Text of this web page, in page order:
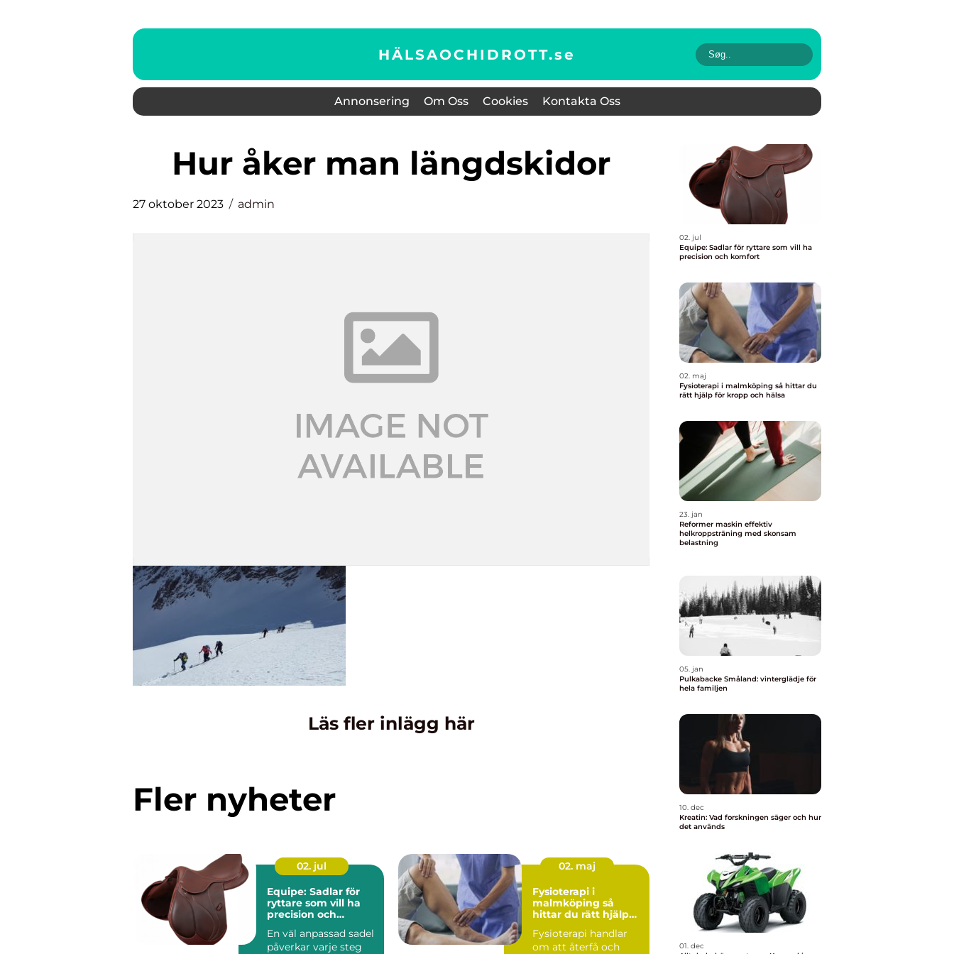
HÄLSAOCHIDROTT.se
Annonsering Om Oss Cookies Kontakta Oss
hur åker man längdskidor
27 oktober 2023 admin
Läs fler inlägg här
Fler nyheter
02. jul
Equipe: Sadlar för
ryttare som vill ha
precision och
En väl anpassad sadel
påverkar varje steg
02. maj
Fysioterapi i
malmköping så
hittar du rätt hjälp
Fysioterapi handlar
om att återfå och
02. jul
Equipe: Sadlar för ryttare som vill ha
precision och komfort
02. maj
Fysioterapi i malmköping så hittar du
rätt hjälp för kropp och hälsa
23. jan
Reformer maskin effektiv
helkroppsträning med skonsam
belastning
05. jan
Pulkabacke Småland: vinterglädje för
hela familjen
10. dec
Kreatin: Vad forskningen säger och hur
det används
01. dec